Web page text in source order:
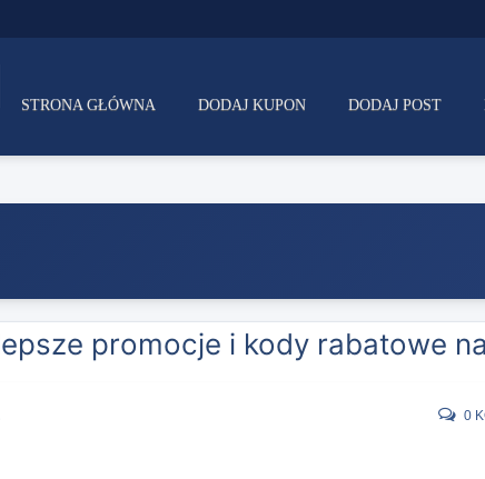
STRONA GŁÓWNA DODAJ KUPON DODAJ POST
promocje i kody rabatowe
0